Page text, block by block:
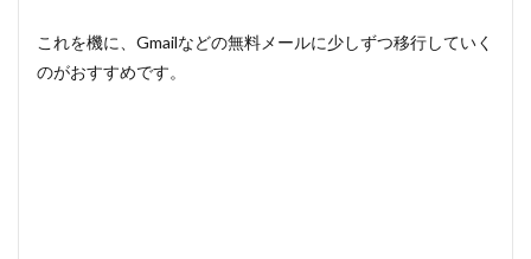
これを機に、Gmailなどの無料メールに少しずつ移行していく
のがおすすめです。